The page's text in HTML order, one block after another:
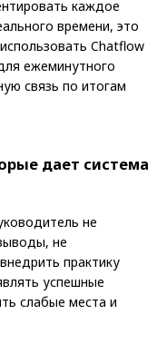
каждое
времени, это
использовать Chatflow
ежеминутного
связь по итогам
дает система
не
не
внедрить практику
успешные
слабые места и